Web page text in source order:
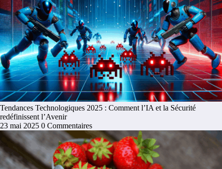
Tendances Technologiques 2025 : Comment l’IA et la Sécurité
redéfinissent l’Avenir
23 mai 2025 0 Commentaires